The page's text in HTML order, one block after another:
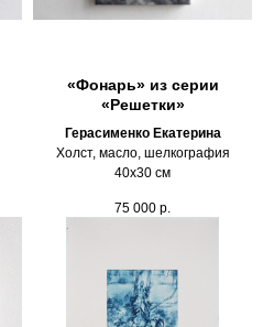
«Фонарь» из серии
«Решетки»
Герасименко Екатерина
Холст, масло, шелкография
40х30 см
75 000 р.